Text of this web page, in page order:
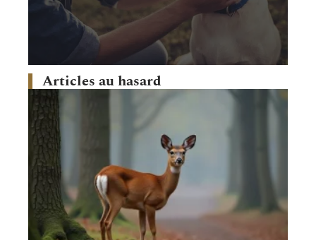
Articles au hasard